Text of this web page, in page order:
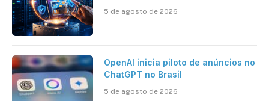
brasileiro
5 de agosto de 2026
OpenAI inicia piloto de anúncios no
ChatGPT no Brasil
5 de agosto de 2026